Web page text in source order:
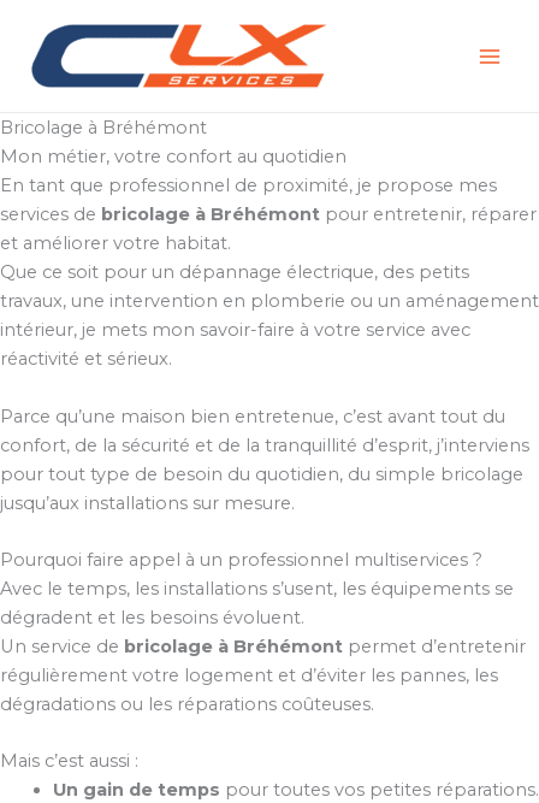
contenu
Bricolage à Bréhémont
Mon métier, votre confort au quotidien
En tant que professionnel de proximité, je propose mes
services de bricolage à Bréhémont pour entretenir, réparer
et améliorer votre habitat.
Que ce soit pour un dépannage électrique, des petits
travaux, une intervention en plomberie ou un aménagement
intérieur, je mets mon savoir-faire à votre service avec
réactivité et sérieux.
Parce qu’une maison bien entretenue, c’est avant tout du
confort, de la sécurité et de la tranquillité d’esprit, j’interviens
pour tout type de besoin du quotidien, du simple bricolage
jusqu’aux installations sur mesure.
Pourquoi faire appel à un professionnel multiservices ?
Avec le temps, les installations s’usent, les équipements se
dégradent et les besoins évoluent.
Un service de bricolage à Bréhémont permet d’entretenir
régulièrement votre logement et d’éviter les pannes, les
dégradations ou les réparations coûteuses.
Mais c’est aussi :
Un gain de temps pour toutes vos petites réparations.